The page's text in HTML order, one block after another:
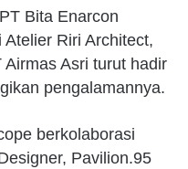
Bita Enarcon
Atelier Riri Architect,
Airmas Asri turut hadir
pengalamannya.
berkolaborasi
Pavilion.95